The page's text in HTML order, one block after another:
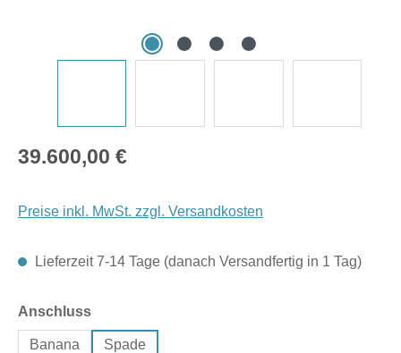
Regulärer Preis:
39.600,00 €
Preise inkl. MwSt. zzgl. Versandkosten
Lieferzeit 7-14 Tage (danach Versandfertig in 1 Tag)
Anschlussauswählen
Banana Spade